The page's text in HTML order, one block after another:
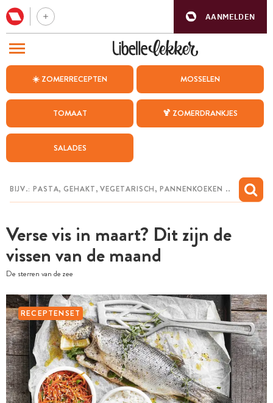
AANMELDEN
☀️ ZOMERRECEPTEN MOSSELEN
TOMAAT 🍹 ZOMERDRANKJES
SALADES
Verse vis in maart? Dit zijn de
vissen van de maand
De sterren van de zee
RECEPTENSET
BEZOEK ONZE ANDERE WEBSITES
WEEKMENU
CHAT MET MAIA
MIJN BEWAARDE RECEPTEN